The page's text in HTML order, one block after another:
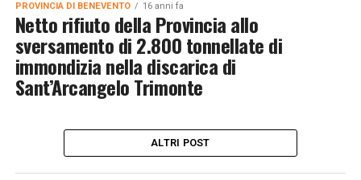
PROVINCIA DI BENEVENTO 16 anni fa
Netto rifiuto della Provincia allo
sversamento di 2.800 tonnellate di
immondizia nella discarica di
Sant’Arcangelo Trimonte
ALTRI POST